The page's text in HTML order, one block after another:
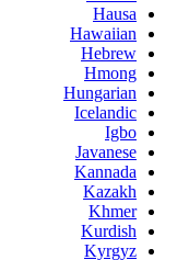
Hausa
Hawaiian
Hebrew
Hmong
Hungarian
Icelandic
Igbo
Javanese
Kannada
Kazakh
Khmer
Kurdish
Kyrgyz